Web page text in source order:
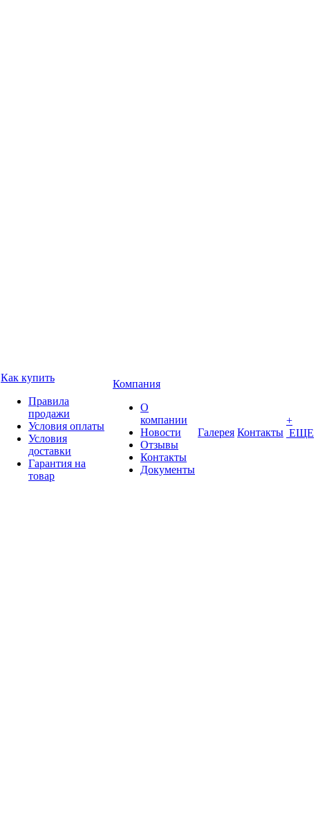
Как купить
Правила
продажи
Условия оплаты
Условия
доставки
Гарантия на
товар
Компания
О
компании
Новости
Отзывы
Контакты
Документы
Галерея Контакты
+
ЕЩЕ